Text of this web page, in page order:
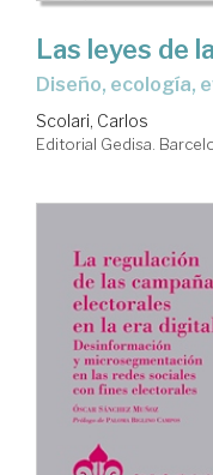
Las leyes de
diseño, ecología,
Scolari, Carlos
Editorial Gedisa.